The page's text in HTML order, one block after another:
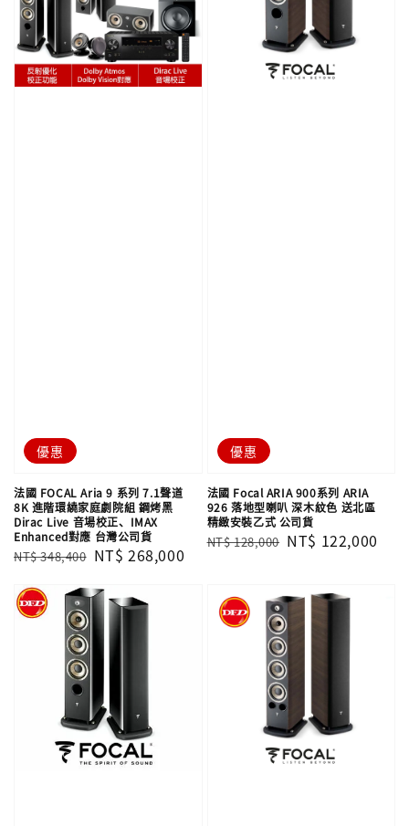
優惠
法國 FOCAL Aria 9 系列 7.1聲道
8K 進階環繞家庭劇院組 鋼烤黑
Dirac Live 音場校正、IMAX
Enhanced對應 台灣公司貨
Regular
NT$ 348,400 Sale
NT$ 268,000
優惠
法國 Focal ARIA 900系列 ARIA
926 落地型喇叭 深木紋色 送北區
精緻安裝乙式 公司貨
Regular
NT$ 128,000 Sale
NT$ 122,000